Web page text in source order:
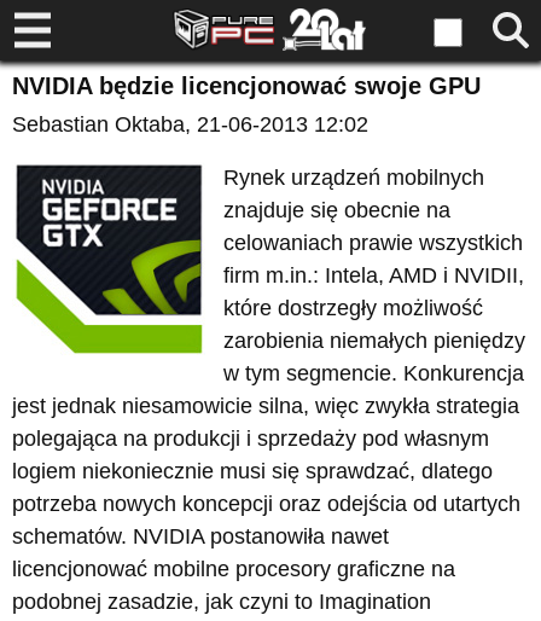
NVIDIA będzie licencjonować swoje GPU
Sebastian Oktaba, 21-06-2013 12:02
Rynek urządzeń mobilnych
znajduje się obecnie na
celowaniach prawie wszystkich
firm m.in.: Intela, AMD i NVIDII,
które dostrzegły możliwość
zarobienia niemałych pieniędzy
w tym segmencie. Konkurencja
jest jednak niesamowicie silna, więc zwykła strategia
polegająca na produkcji i sprzedaży pod własnym
logiem niekoniecznie musi się sprawdzać, dlatego
potrzeba nowych koncepcji oraz odejścia od utartych
schematów. NVIDIA postanowiła nawet
licencjonować mobilne procesory graficzne na
podobnej zasadzie, jak czyni to Imagination